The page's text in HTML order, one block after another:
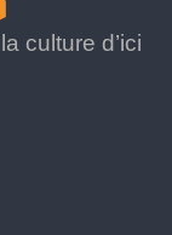
culture d’ici